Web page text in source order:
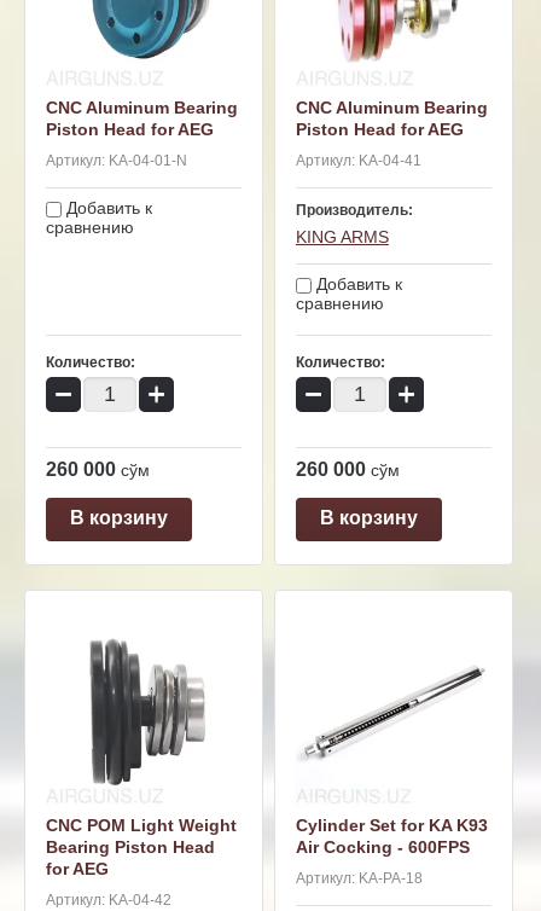
CNC Aluminum Bearing
Piston Head for AEG
Артикул: KA-04-01-N
Добавить к
сравнению
Количество:
− +
260 000 сўм
В корзину
CNC Aluminum Bearing
Piston Head for AEG
Артикул:KA-04-41
Производитель:
KING ARMS
Добавить к
сравнению
Количество:
− +
260 000 сўм
В корзину
CNC POM Light Weight
Bearing Piston Head
for AEG
Артикул: KA-04-42
Cylinder Set for KA K93
Air Cocking - 600FPS
Артикул:KA-PA-18